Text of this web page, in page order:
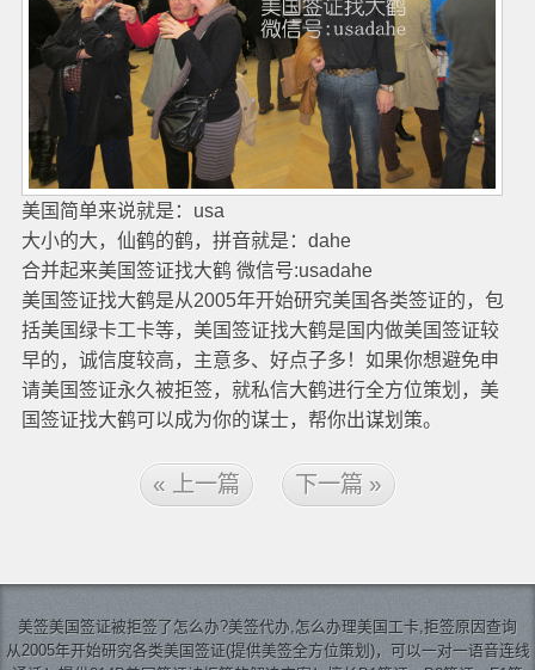
美国简单来说就是：usa
大小的大，仙鹤的鹤，拼音就是：dahe
合并起来美国签证找大鹤 微信号:usadahe
美国签证找大鹤是从2005年开始研究美国各类签证的，包
括美国绿卡工卡等，美国签证找大鹤是国内做美国签证较
早的，诚信度较高，主意多、好点子多！如果你想避免申
请美国签证永久被拒签，就私信大鹤进行全方位策划，美
国签证找大鹤可以成为你的谋士，帮你出谋划策。
« 上一篇 下一篇 »
美签美国签证被拒签了怎么办?美签代办,怎么办理美国工卡,拒签原因查询
从2005年开始研究各类美国签证(提供美签全方位策划)，可以一对一语音连线